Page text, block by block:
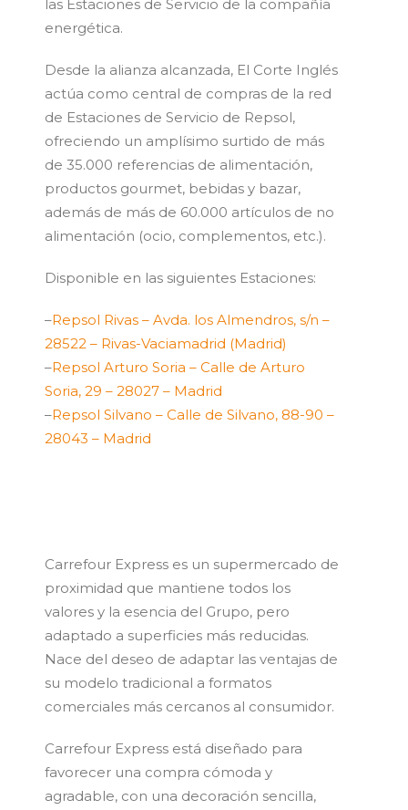
las Estaciones de Servicio de la compañía
energética.
Desde la alianza alcanzada, El Corte Inglés
actúa como central de compras de la red
de Estaciones de Servicio de Repsol,
ofreciendo un amplísimo surtido de más
de 35.000 referencias de alimentación,
productos gourmet, bebidas y bazar,
además de más de 60.000 artículos de no
alimentación (ocio, complementos, etc.).
Disponible en las siguientes Estaciones:
–Repsol Rivas – Avda. los Almendros, s/n –
28522 – Rivas-Vaciamadrid (Madrid)
–Repsol Arturo Soria – Calle de Arturo
Soria, 29 – 28027 – Madrid
–Repsol Silvano – Calle de Silvano, 88-90 –
28043 – Madrid
Carrefour Express es un supermercado de
proximidad que mantiene todos los
valores y la esencia del Grupo, pero
adaptado a superficies más reducidas.
Nace del deseo de adaptar las ventajas de
su modelo tradicional a formatos
comerciales más cercanos al consumidor.
Carrefour Express está diseñado para
favorecer una compra cómoda y
agradable, con una decoración sencilla,